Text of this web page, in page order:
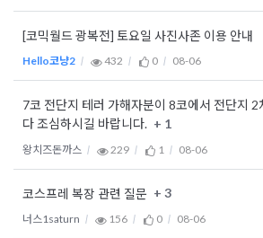
[코믹월드 광복전] 토요일 사진사존 이용 안내
Hello코냥2 432 0 08-06
7코 전단지 테러 가해자분이 8코에서 전단지 2
다 조심하시길 바랍니다. + 1
왕치즈돈까스 229 1 08-06
코스프레 복장 관련 질문 + 3
너스1saturn 156 0 08-06